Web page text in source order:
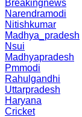
Breakingnews
Narendramodi
Nitishkumar
Madhya_pradesh
Nsui
Madhyapradesh
Pmmodi
Rahulgandhi
Uttarpradesh
Haryana
Cricket